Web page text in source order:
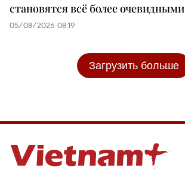
становятся всё более очевидными
05/08/2026 08:19
Загрузить больше